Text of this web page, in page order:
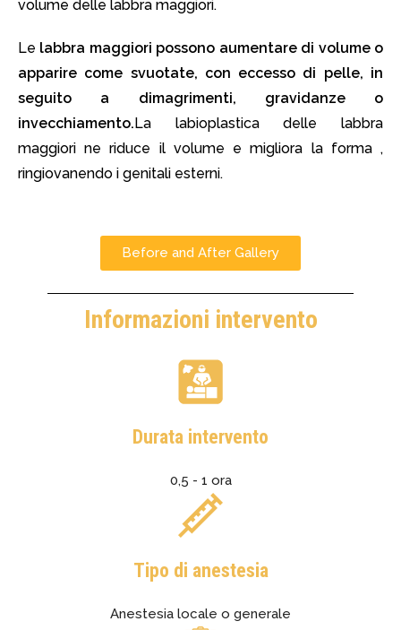
volume delle labbra maggiori.
Le labbra maggiori possono aumentare di volume o
apparire come svuotate, con eccesso di pelle, in
seguito a dimagrimenti, gravidanze o
invecchiamento. La labioplastica delle labbra
maggiori ne riduce il volume e migliora la forma ,
ringiovanendo i genitali esterni.
Before and After Gallery
Informazioni intervento
Durata intervento
0,5 - 1 ora
Tipo di anestesia
Anestesia locale o generale